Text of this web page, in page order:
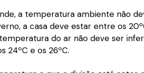
a temperatura ambiente não
a casa deve estar entre os
do ar não deve ser
24ºC e os 26ºC.